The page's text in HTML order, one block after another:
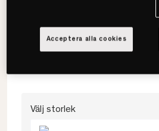
Dreamtime
• Sval & krispig känsla
Välj storlek
Acceptera alla cookies